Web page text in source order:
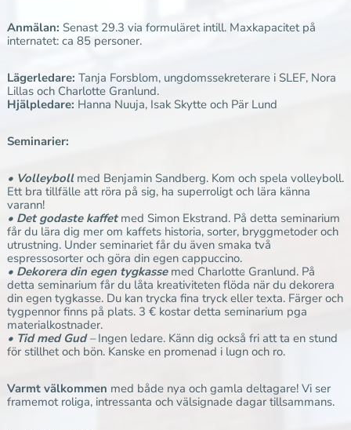
Anmälan: Senast 29.3 via formuläret intill. Maxkapacitet på
internatet: ca 85 personer.
Lägerledare: Tanja Forsblom, ungdomssekreterare i SLEF, Nora
Lillas och Charlotte Granlund.
Hjälpledare: Hanna Nuuja, Isak Skytte och Pär Lund
Seminarier:
• Volleyboll med Benjamin Sandberg. Kom och spela volleyboll.
Ett bra tillfälle att röra på sig, ha superroligt och lära känna
varann!
• Det godaste kaffet med Simon Ekstrand. På detta seminarium
får du lära dig mer om kaffets historia, sorter, bryggmetoder och
utrustning. Under seminariet får du även smaka två
espressosorter och göra din egen cappuccino.
• Dekorera din egen tygkassemed Charlotte Granlund. På
detta seminarium får du låta kreativiteten flöda när du dekorera
din egen tygkasse. Du kan trycka fina tryck eller texta. Färger och
tygpennor finns på plats. 3 € kostar detta seminarium pga
materialkostnader.
• Tid med Gud–Ingen ledare. Känn dig också fri att ta en stund
för stillhet och bön. Kanske en promenad i lugn och ro.
Varmt välkommen med både nya och gamla deltagare! Vi ser
framemot roliga, intressanta och välsignade dagar tillsammans.